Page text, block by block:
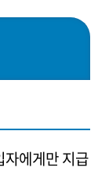
자에게만 지급